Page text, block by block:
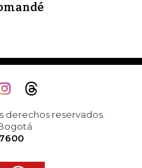
derechos reservados.